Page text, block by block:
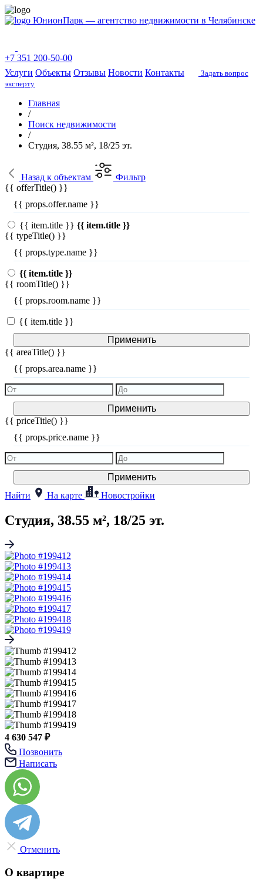
ЮнионПарк — агентство недвижимости в Челябинске
+7 351 200-50-00
Услуги Объекты Отзывы Новости Контакты
Задать вопрос
эксперту
Главная
/
Поиск недвижимости
/
Студия, 38.55 м², 18/25 эт.
Назад к объектам
Фильтр
{{ offerTitle() }}
{{ props.offer.name }}
{{ item.title }} {{ item.title }}
{{ typeTitle() }}
{{ props.type.name }}
{{ item.title }}
{{ roomTitle() }}
{{ props.room.name }}
{{ item.title }}
Применить
{{ areaTitle() }}
{{ props.area.name }}
Применить
{{ priceTitle() }}
{{ props.price.name }}
Применить
Найти
На карте Новостройки
Студия, 38.55 м², 18/25 эт.
4 630 547 ₽
Позвонить
Написать
Отменить
О квартире